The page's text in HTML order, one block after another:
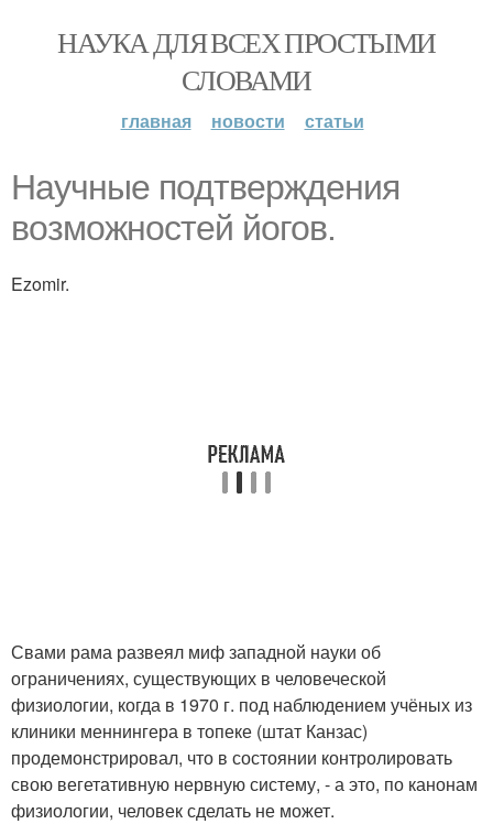
НАУКА ДЛЯ ВСЕХ ПРОСТЫМИ
СЛОВАМИ
главная новости статьи
Научные подтверждения
возможностей йогов.
Ezomir.
Свами рама развеял миф западной науки об
ограничениях, существующих в человеческой
физиологии, когда в 1970 г. под наблюдением учёных из
клиники меннингера в топеке (штат Канзас)
продемонстрировал, что в состоянии контролировать
свою вегетативную нервную систему, - а это, по канонам
физиологии, человек сделать не может.